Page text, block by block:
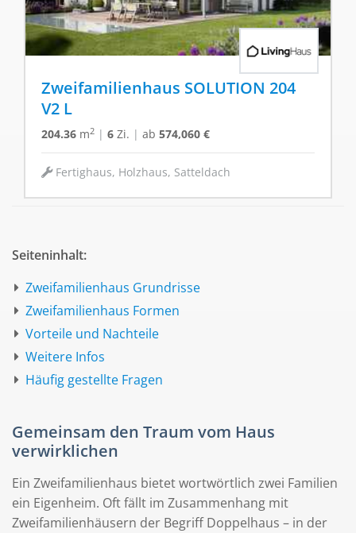
Zweifamilienhaus SOLUTION 204
V2 L
204.36 m2 | 6 Zi. | ab 574,060 €
Fertighaus, Holzhaus, Satteldach
Seiteninhalt:
Zweifamilienhaus Grundrisse
Zweifamilienhaus Formen
Vorteile und Nachteile
Weitere Infos
Häufig gestellte Fragen
Gemeinsam den Traum vom Haus
verwirklichen
Ein Zweifamilienhaus bietet wortwörtlich zwei Familien
ein Eigenheim. Oft fällt im Zusammenhang mit
Zweifamilienhäusern der Begriff Doppelhaus – in der